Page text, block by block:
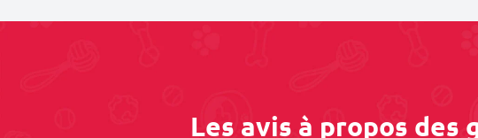
Les avis à propos des